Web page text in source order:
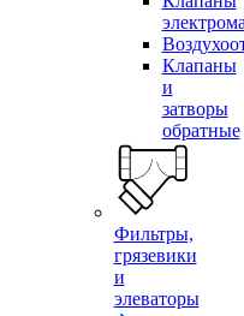
Клапаны
и
затворы
обратные
Фильтры,
грязевики
и
элеваторы